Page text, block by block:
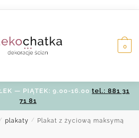
0
— PIĄTEK: 9.00-16.00 tel.: 881 31
71 81
/ plakaty /
Plakat z życiową maksymą